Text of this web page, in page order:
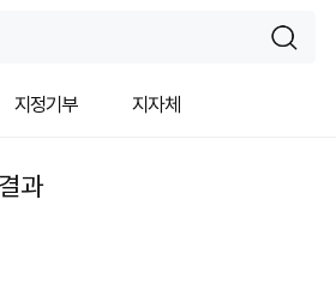
지정기부 지자체
과